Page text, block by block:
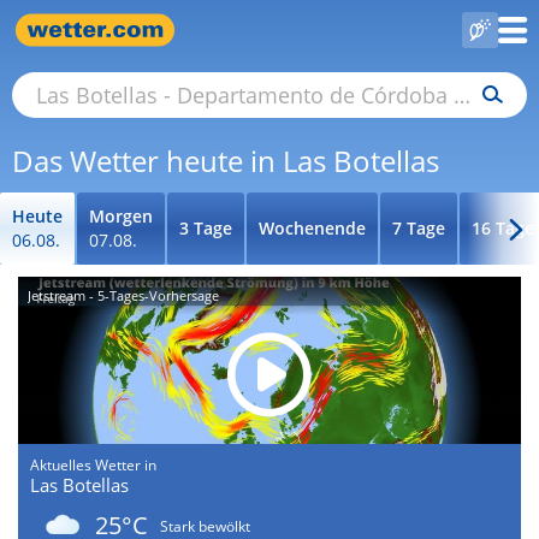
Das Wetter heute in Las Botellas
Heute
06.08.
Morgen
07.08.
3 Tage Wochenende 7 Tage 16 Tage
Jetstream - 5-Tages-Vorhersage
Aktuelles Wetter in
Las Botellas
25°C
Stark bewölkt